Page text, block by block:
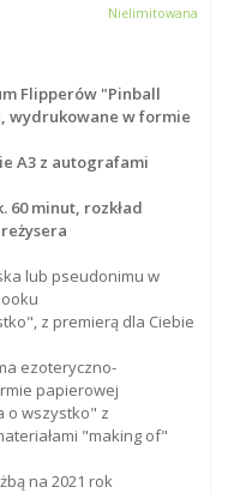
Nielimitowana
Flipperów "Pinball
wydrukowane w formie
A3 z autografami
60 minut, rozkład
lub pseudonimu w
z premierą dla Ciebie
ezoteryczno-
papierowej
o wszystko" z
"making of"
na 2021 rok